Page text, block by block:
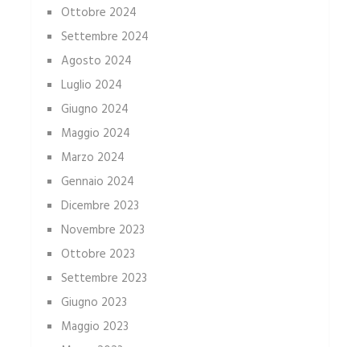
Ottobre 2024
Settembre 2024
Agosto 2024
Luglio 2024
Giugno 2024
Maggio 2024
Marzo 2024
Gennaio 2024
Dicembre 2023
Novembre 2023
Ottobre 2023
Settembre 2023
Giugno 2023
Maggio 2023